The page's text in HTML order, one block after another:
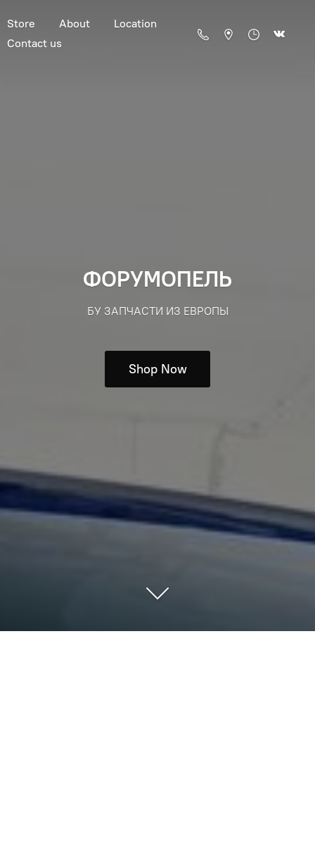
Store About
Location
Contact us
ФОРУМОПЕЛЬ
БУ ЗАПЧАСТИ ИЗ ЕВРОПЫ
Shop Now